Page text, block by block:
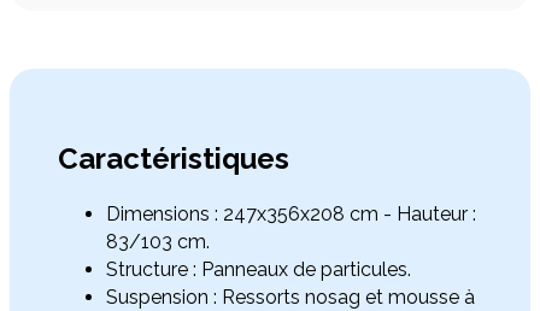
Caractéristiques
Dimensions : 247x356x208 cm - Hauteur :
83/103 cm.
Structure : Panneaux de particules.
Suspension : Ressorts nosag et mousse à